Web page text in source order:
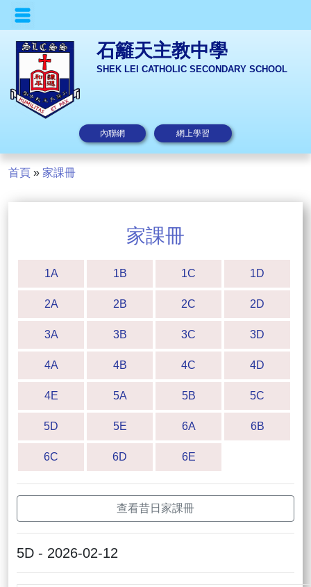
石籬天主教中學
SHEK LEI CATHOLIC SECONDARY SCHOOL
內聯網 網上學習
首頁 » 家課冊
家課冊
1A 1B 1C 1D
2A 2B 2C 2D
3A 3B 3C 3D
4A 4B 4C 4D
4E 5A 5B 5C
5D 5E 6A 6B
6C 6D 6E
查看昔日家課冊
5D - 2026-02-12